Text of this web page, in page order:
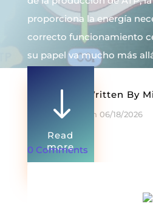
proporciona la energía
correcto funcionamiento
su papel va mucho más
Written By
On 06/18/2026
"
Read
more
0 Comments